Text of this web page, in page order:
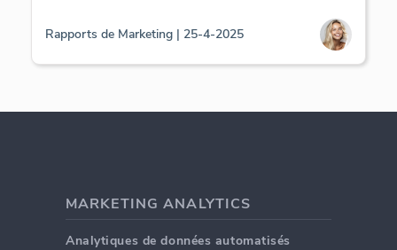
Rapports de Marketing | 25-4-2025
MARKETING ANALYTICS
Analytiques de données automatisés